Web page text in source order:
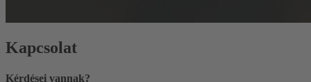
Kapcsolat
Kérdései vannak?